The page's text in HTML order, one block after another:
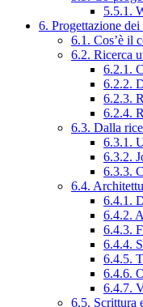
5.5.1.
6. Progettazione dei
6.1. Cos’è il
6.2. Ricerca
6.2.1.
6.2.2.
6.2.3.
6.2.4.
6.3. Dalla
6.3.1.
6.3.2.
6.3.3.
6.4.
6.4.1.
6.4.2.
6.4.3.
6.4.4.
6.4.5.
6.4.6.
6.4.7.
6.5. Scrittura